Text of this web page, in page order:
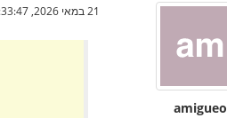
amigueo
21 במאי 2026, 12:33:47